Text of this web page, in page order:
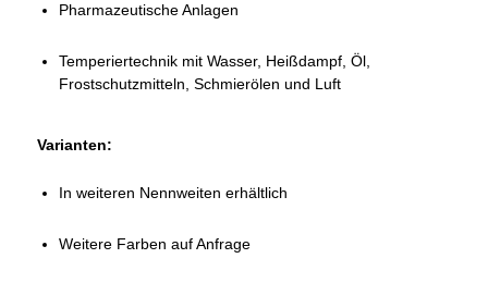
Pharmazeutische Anlagen
Temperiertechnik mit Wasser, Heißdampf, Öl,
Frostschutzmitteln, Schmierölen und Luft
Varianten:
In weiteren Nennweiten erhältlich
Weitere Farben auf Anfrage